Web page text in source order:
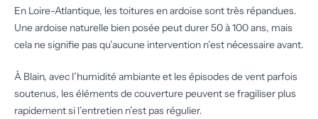
En Loire-Atlantique, les toitures en ardoise sont très répandues.
Une ardoise naturelle bien posée peut durer 50 à 100 ans, mais
cela ne signifie pas qu’aucune intervention n’est nécessaire avant.
À Blain, avec l’humidité ambiante et les épisodes de vent parfois
soutenus, les éléments de couverture peuvent se fragiliser plus
rapidement si l’entretien n’est pas régulier.